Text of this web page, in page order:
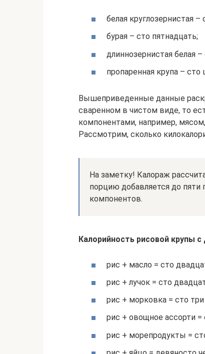
белая круглозернистая
бурая – сто пятнадцать;
длиннозернистая белая
пропаренная крупа –
Вышеприведенные данные
сваренном в чистом виде, то
компонентами, например,
Рассмотрим, сколько
На заметку! Калораж
порцию добавляется до пяти
компонентов.
Калорийность рисовой крупы
рис + масло = сто
рис + лучок = сто
рис + морковка = сто
рис + овощное ассорти =
рис + морепродукты =